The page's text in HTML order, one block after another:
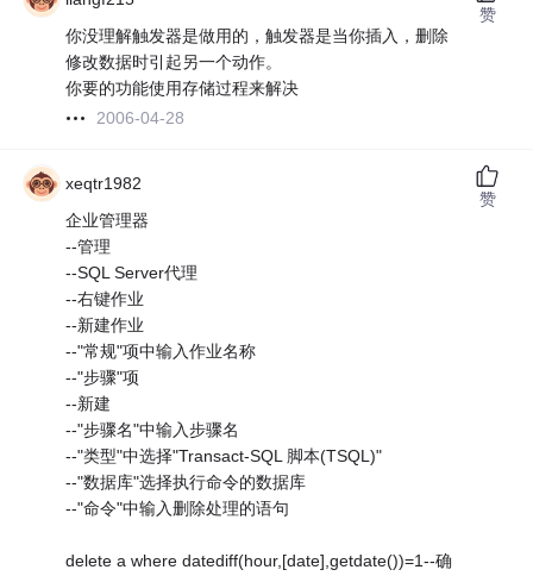
你没理解触发器是做用的，触发器是当你插入，删除
修改数据时引起另一个动作。
你要的功能使用存储过程来解决
2006-04-28
赞
xeqtr1982
企业管理器
--管理
--SQL Server代理
--右键作业
--新建作业
--"常规"项中输入作业名称
--"步骤"项
--新建
--"步骤名"中输入步骤名
--"类型"中选择"Transact-SQL 脚本(TSQL)"
--"数据库"选择执行命令的数据库
--"命令"中输入删除处理的语句
delete a where datediff(hour,[date],getdate())=1--确
赞